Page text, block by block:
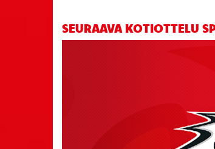
SEURAAVA KOTIOTTELU